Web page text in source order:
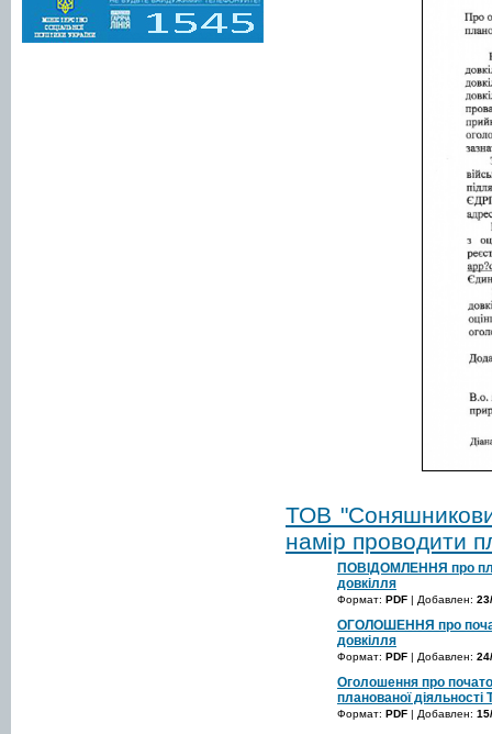
ТОВ
намір проводити
ПОВІДОМЛЕННЯ про
довкілля
Формат: PDF | Добавлен:
ОГОЛОШЕННЯ про
довкілля
Формат: PDF | Добавлен:
Оголошення про
планованої
Формат: PDF | Добавлен: